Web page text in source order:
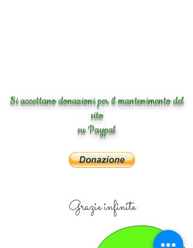
Si accettano donazioni per il mantenimento del
sito
su Paypal
Grazie infinite